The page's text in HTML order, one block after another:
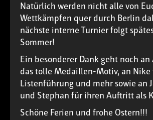
Natürlich werden nicht alle von
Wettkämpfen quer durch Berlin
nächste interne Turnier folgt
Sommer!
Ein besonderer Dank geht noch
das tolle Medaillen-Motiv, an Nike
Listenführung und mehr sowie an
und Stephan für ihren Auftritt als
Schöne Ferien und frohe Ostern!!!